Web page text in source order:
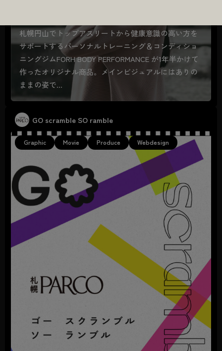
札幌円山でトップアスリートから健康意識の高い方を
サポートするパーソナルトレーニング＆コンディショ
ニングジムFORH BODY PERFORMANCE が1年半かけて
作ったオリジナル商品。メインビジュアルにはありの
ままの姿で…
GO scramble SO ramble
Graphic Movie Produce Webdesign